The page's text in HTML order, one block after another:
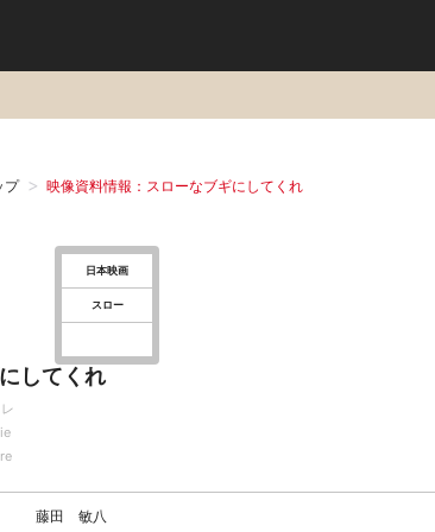
プ 映像資料情報：スローなブギにしてくれ
日本映画
スロー
してくれ
藤田 敏八